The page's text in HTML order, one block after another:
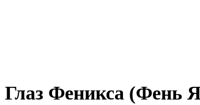
Глаз Феникса (Фень